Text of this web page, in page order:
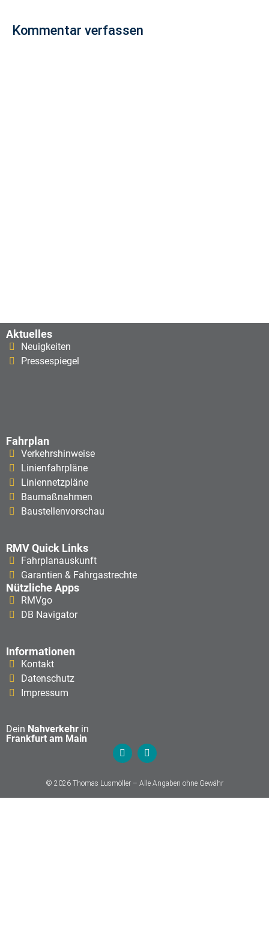
Kommentar verfassen
Aktuelles
Neuigkeiten
Pressespiegel
Fahrplan
Verkehrshinweise
Linienfahrpläne
Liniennetzpläne
Baumaßnahmen
Baustellenvorschau
RMV Quick Links
Fahrplanauskunft
Garantien & Fahrgastrechte
Nützliche Apps
RMVgo
DB Navigator
Informationen
Kontakt
Datenschutz
Impressum
Dein Nahverkehr in
Frankfurt am Main
© 2026 Thomas Lusmöller – Alle Angaben ohne Gewähr